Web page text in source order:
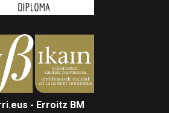
- Erroitz BM